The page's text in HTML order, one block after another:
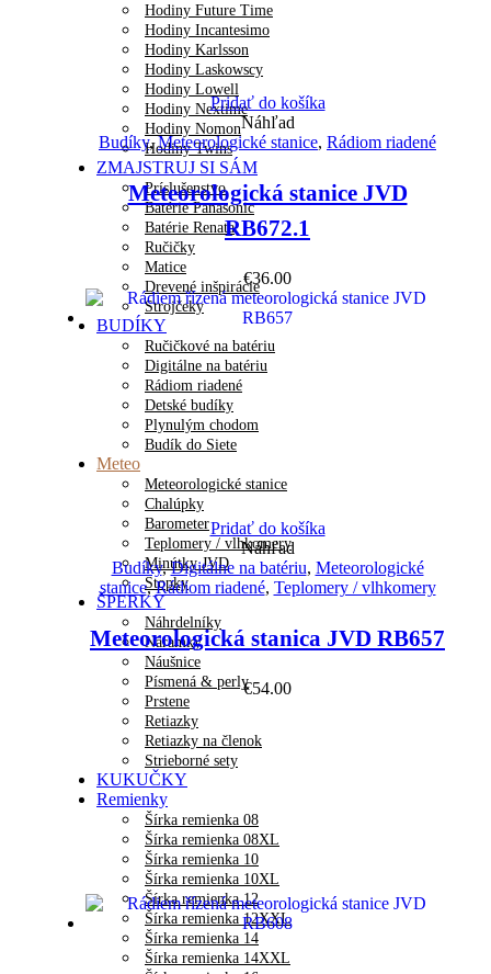
Hodiny Future Time
Hodiny Incantesimo
Hodiny Karlsson
Hodiny Laskowscy
Hodiny Lowell
Hodiny Nextime
Hodiny Nomon
Hodiny Twins
ZMAJSTRUJ SI SÁM
Príslušenstvo
Batérie Panasonic
Batérie Renata
Ručičky
Matice
Drevené inšpirácie
Strojčeky
BUDÍKY
Ručičkové na batériu
Digitálne na batériu
Rádiom riadené
Detské budíky
Plynulým chodom
Budík do Siete
Meteo
Meteorologické stanice
Chalúpky
Barometer
Teplomery / vlhkomery
Minútky JVD
Stopky
ŠPERKY
Náhrdelníky
Náramky
Náušnice
Písmená & perly
Prstene
Retiazky
Retiazky na členok
Strieborné sety
KUKUČKY
Remienky
Šírka remienka 08
Šírka remienka 08XL
Šírka remienka 10
Šírka remienka 10XL
Šírka remienka 12
Šírka remienka 12XXL
Šírka remienka 14
Šírka remienka 14XXL
Pridať do košíka
Náhľad
Budíky,Meteorologické stanice, Rádiom riadené
Meteorologická stanice JVD
RB672.1
€36.00
Pridať do košíka
Náhľad
Budíky,Digitálne na batériu, Meteorologické
stanice,Rádiom riadené, Teplomery / vlhkomery
Meteorologická stanica JVD RB657
€54.00